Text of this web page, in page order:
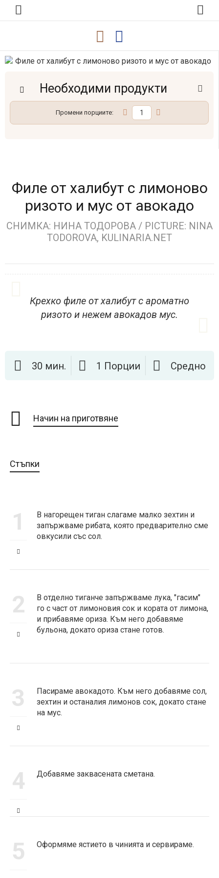
Необходими продукти
Промени порциите:
Филе от халибут с лимоново
ризото и мус от авокадо
СНИМКА: НИНА ТОДОРОВА / PICTURE: NINA
TODOROVA, KULINARIA.NET
Крехко филе от халибут с ароматно
ризото и нежем авокадов мус.
30 мин. 1 Порции Средно
Начин на приготвяне
Стъпки
1
В нагорещен тиган слагаме малко зехтин и
запържваме рибата, която предварително сме
овкусили със сол.
2
В отделно тиганче запържваме лука, "гасим"
го с част от лимоновия сок и кората от лимона,
и прибавяме ориза. Към него добавяме
бульона, докато ориза стане готов.
3
Пасираме авокадото. Към него добавяме сол,
зехтин и останалия лимонов сок, докато стане
на мус.
4 Добавяме заквасената сметана.
5 Оформяме ястието в чинията и сервираме.